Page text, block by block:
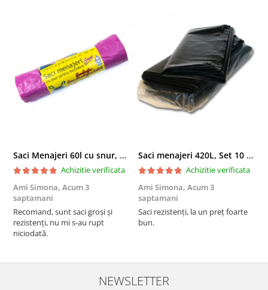
Saci Menajeri 60l cu snur, Roz, 10buc/rola
Achizitie verificata
Ami Simona, Acum 3
saptamani
Recomand, sunt saci groși și
rezistenți, nu mi s-au rupt
niciodată.
Saci menajeri 420L, Set 10 bucati
Achizitie verificata
Ami Simona, Acum 3
saptamani
Saci rezistenți, la un preț foarte
bun.
NEWSLETTER